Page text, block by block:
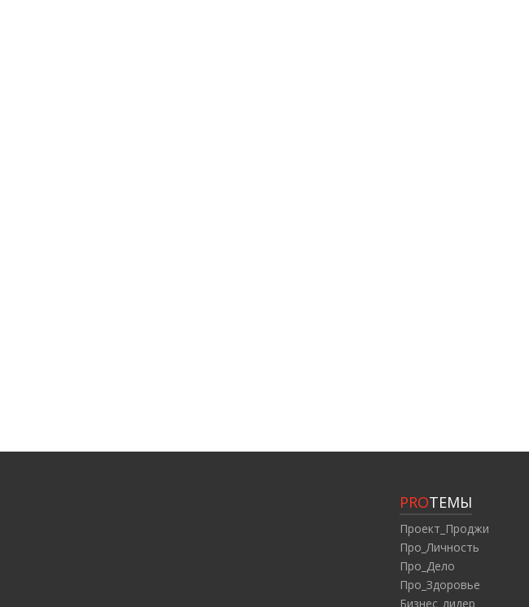
PROТЕМЫ
Проект_Проджи
Про_Личность
Про_Дело
Про_Здоровье
Бизнес_лидер